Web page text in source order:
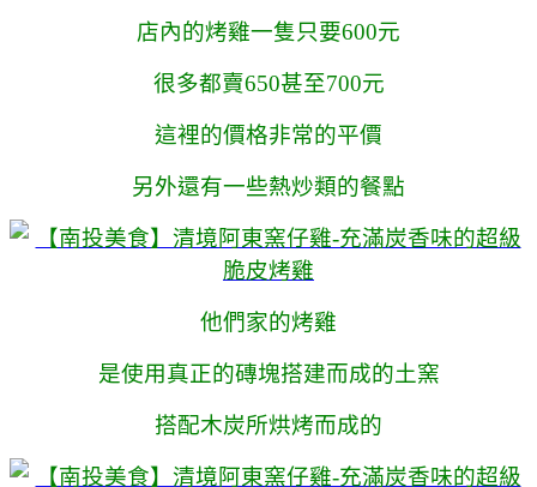
店內的烤雞一隻只要600元
很多都賣650甚至700元
這裡的價格非常的平價
另外還有一些熱炒類的餐點
他們家的烤雞
是使用真正的磚塊搭建而成的土窯
搭配木炭所烘烤而成的